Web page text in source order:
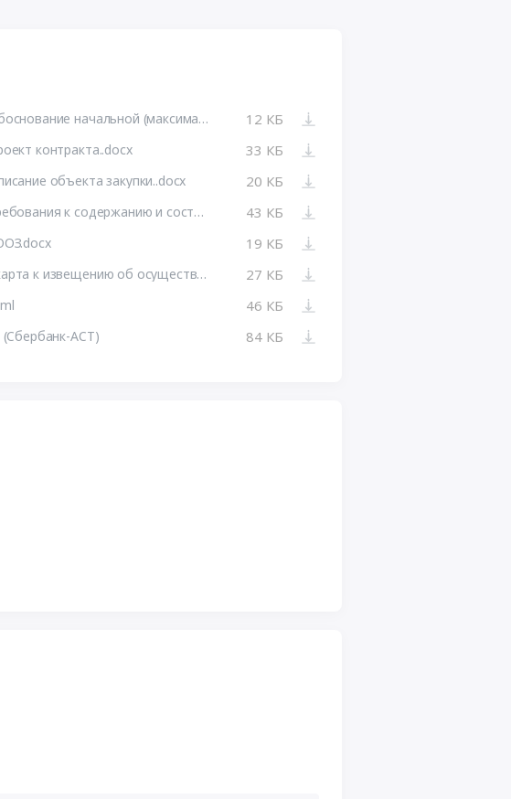
Приложение №2. Обоснование начальной (максимальной) цены контракта..xlsx 12 КБ
контракта..docx 33 КБ
объекта закупки..docx 20 КБ
Приложение №3. Требования к содержанию и составу заявки на участие в закупке.docx 43 КБ
19 КБ
Информационная карта к извещению об осуществлении закупок..docx 27 КБ
46 КБ
АСТ) 84 КБ